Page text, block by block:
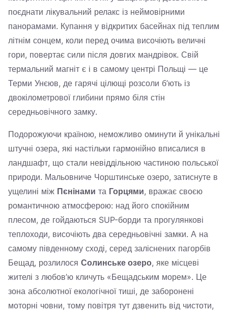
поєднати лікувальний релакс із неймовірними
панорамами. Купання у відкритих басейнах під теплим
літнім сонцем, коли перед очима височіють величні
гори, повертає сили після довгих мандрівок. Свій
термальний магніт є і в самому центрі Польщі — це
Терми Унєюв, де гарячі цілющі розсоли б’ють із
двокілометрової глибини прямо біля стін
середньовічного замку.
Подорожуючи країною, неможливо оминути й унікальні
штучні озера, які настільки гармонійно вписалися в
ландшафт, що стали невіддільною частиною польської
природи. Мальовниче Чорштинське озеро, затиснуте в
ущелині між Пєнінами та Горцями, вражає своєю
романтичною атмосферою: над його спокійним
плесом, де гойдаються SUP-борди та прогулянкові
теплоходи, височіють два середньовічні замки. А на
самому південному сході, серед заліснених пагорбів
Бещад, розлилося Солинське озеро, яке місцеві
жителі з любов’ю кличуть «Бещадським морем». Це
зона абсолютної екологічної тиші, де заборонені
моторні човни, тому повітря тут дзвенить від чистоти,